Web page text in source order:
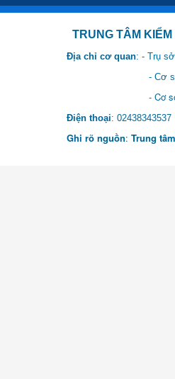
TRUNG TÂM KIỂM SOÁT
Địa chỉ cơ quan: - Trụ
- Cơ sở 2: Khu Hành
- Cơ sở 3: Số 1 Ngõ 2
Điện thoại:
Ghi rõ nguồn: Trung